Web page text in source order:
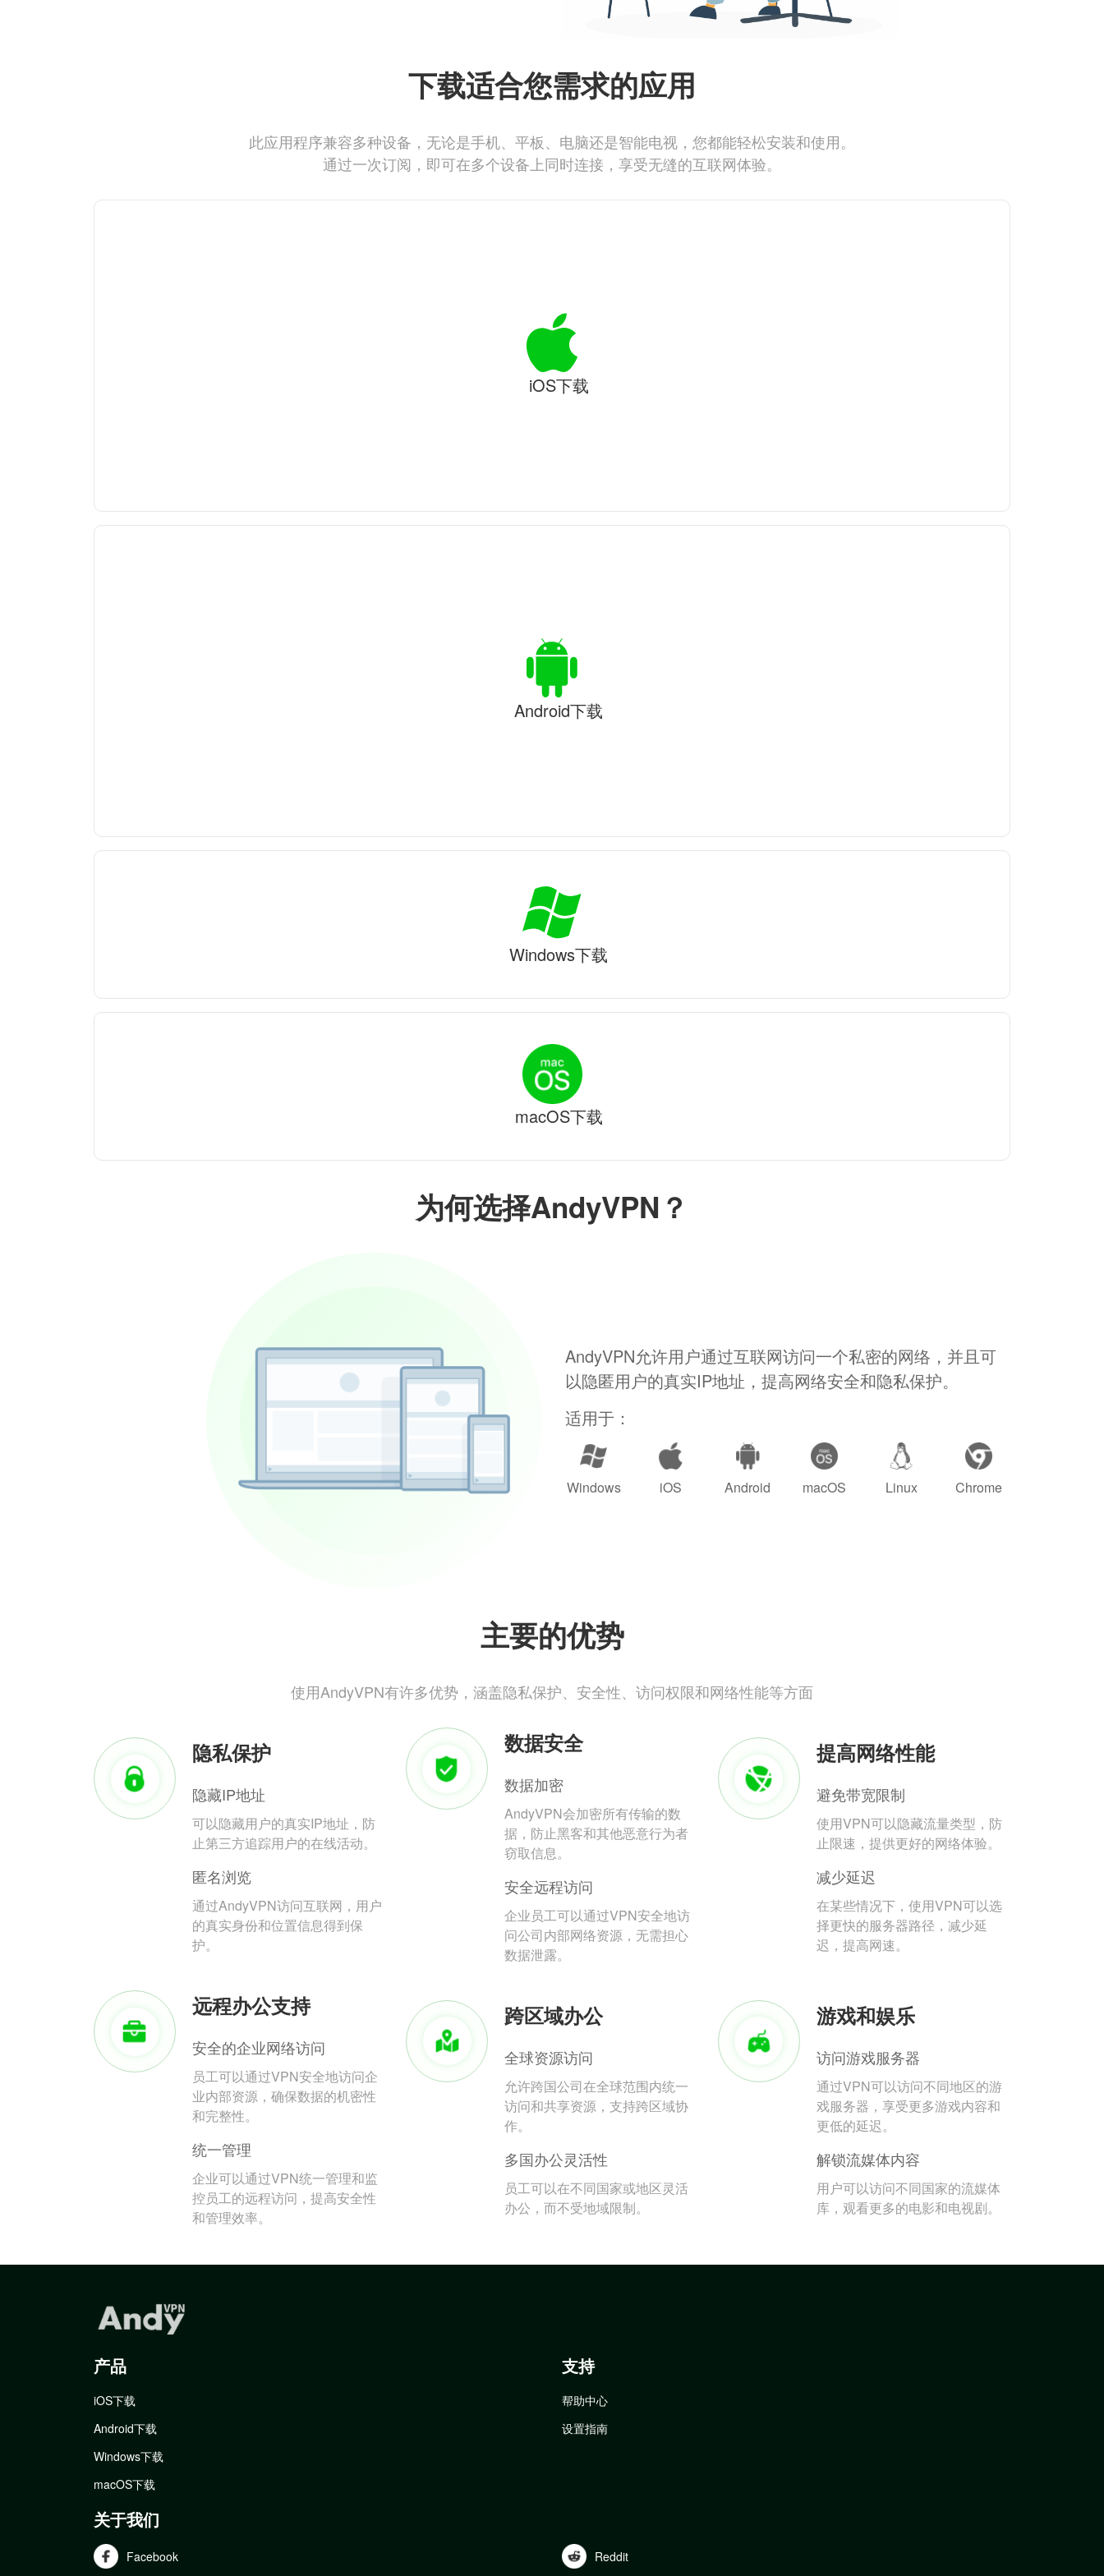
为何选择AndyVPN？
AndyVPN允许用户通过互联网访问一个私密的网络，并且可
以隐匿用户的真实IP地址，提高网络安全和隐私保护。
适用于：
Windows iOS Android macOS Linux Chrome
主要的优势
使用AndyVPN有许多优势，涵盖隐私保护、安全性、访问权限和网络性能等方面
隐私保护
隐藏IP地址
可以隐藏用户的真实IP地址，防
止第三方追踪用户的在线活动。
匿名浏览
通过AndyVPN访问互联网，用户
的真实身份和位置信息得到保
护。
数据安全
数据加密
AndyVPN会加密所有传输的数
据，防止黑客和其他恶意行为者
窃取信息。
安全远程访问
企业员工可以通过VPN安全地访
问公司内部网络资源，无需担心
数据泄露。
提高网络性能
避免带宽限制
使用VPN可以隐藏流量类型，防
止限速，提供更好的网络体验。
减少延迟
在某些情况下，使用VPN可以选
择更快的服务器路径，减少延
迟，提高网速。
远程办公支持
安全的企业网络访问
员工可以通过VPN安全地访问企
业内部资源，确保数据的机密性
和完整性。
统一管理
企业可以通过VPN统一管理和监
控员工的远程访问，提高安全性
和管理效率。
跨区域办公
全球资源访问
允许跨国公司在全球范围内统一
访问和共享资源，支持跨区域协
作。
多国办公灵活性
员工可以在不同国家或地区灵活
办公，而不受地域限制。
游戏和娱乐
访问游戏服务器
通过VPN可以访问不同地区的游
戏服务器，享受更多游戏内容和
更低的延迟。
解锁流媒体内容
用户可以访问不同国家的流媒体
库，观看更多的电影和电视剧。
下载适合您需求的应用
此应用程序兼容多种设备，无论是手机、平板、电脑还是智能电视，您都能轻松安装和使用。
通过一次订阅，即可在多个设备上同时连接，享受无缝的互联网体验。
iOS下载
Android下载
Windows下载
macOS下载
产品
iOS下载
Android下载
Windows下载
macOS下载
支持
帮助中心
设置指南
关于我们
Facebook Reddit